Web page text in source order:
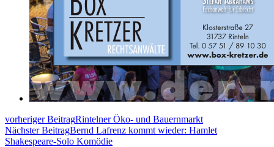
vorheriger BeitragRintelner Öko- und Bauernmarkt
Nächster BeitragBernd Lafrenz kommt wieder: Hamlet
Shakespeare-Solo Komödie